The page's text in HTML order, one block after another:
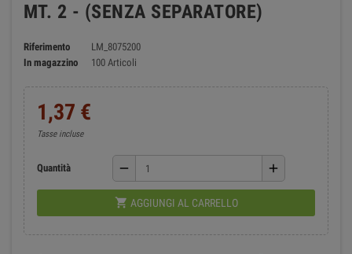
MT. 2 - (SENZA SEPARATORE)
Riferimento
LM_8075200
In magazzino
100 Articoli
1,37 €
Tasse incluse
Quantità remove add
 AGGIUNGI AL CARRELLO